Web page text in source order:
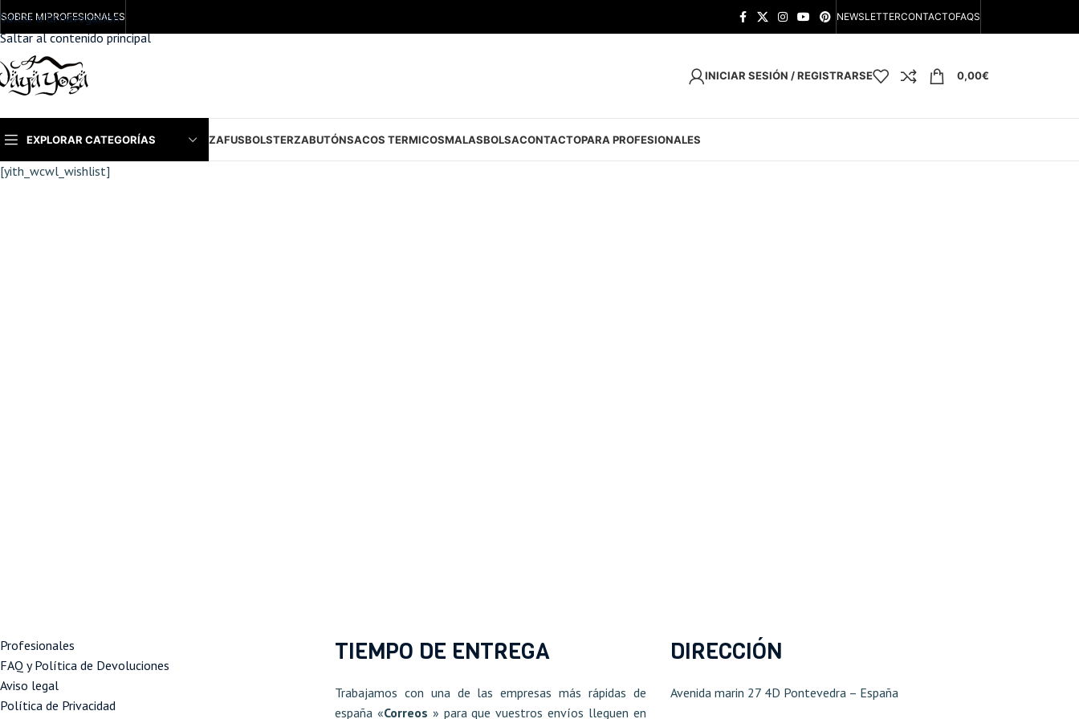
Saltar a la navegación
Saltar al contenido principal
SOBRE MIPROFESIONALES NEWSLETTERCONTACTOFAQS
INICIAR SESIÓN / REGISTRARSE 0,00€
EXPLORAR CATEGORÍAS ZAFUSBOLSTERZABUTÓNSACOS TERMICOSMALASBOLSACONTACTOPARA PROFESIONALES
[yith_wcwl_wishlist]
Profesionales
FAQ y Política de Devoluciones
Aviso legal
Política de Privacidad
TIEMPO DE ENTREGA
Trabajamos con una de las empresas más rápidas de
españa «Correos » para que vuestros envíos lleguen en
DIRECCIÓN
Avenida marin 27 4D Pontevedra – España​